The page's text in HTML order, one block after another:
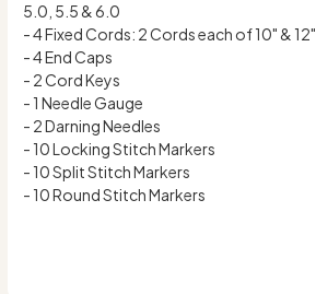
5.0, 5.5 & 6.0
- 4 Fixed Cords: 2 Cords each of 10" & 12"
- 4 End Caps
- 2 Cord Keys
- 1 Needle Gauge
- 2 Darning Needles
- 10 Locking Stitch Markers
- 10 Split Stitch Markers
- 10 Round Stitch Markers